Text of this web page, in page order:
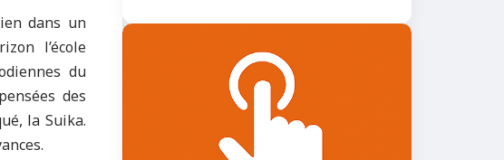
dans un
l’école
du
des
la Suika.